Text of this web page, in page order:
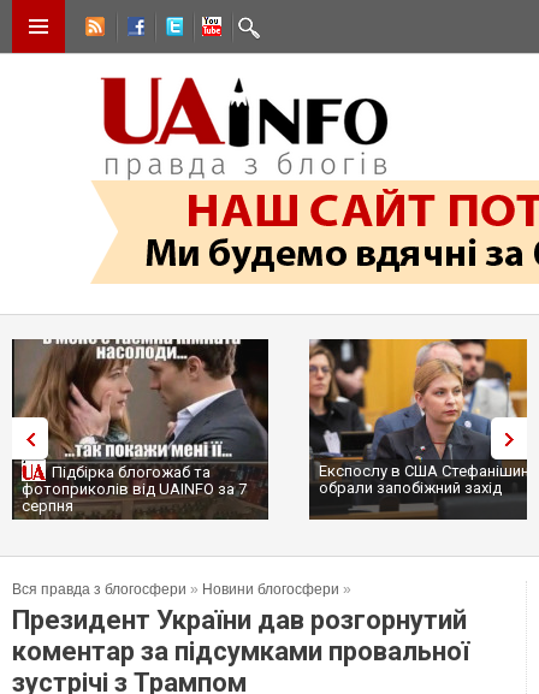
Підбірка блогожаб та
фотоприколів від UAINFO за 7
серпня
Експослу в США Стефанішиній
обрали запобіжний захід
Вся правда з блогосфери » Новини блогосфери »
Президент України дав розгорнутий
коментар за підсумками провальної
зустрічі з Трампом